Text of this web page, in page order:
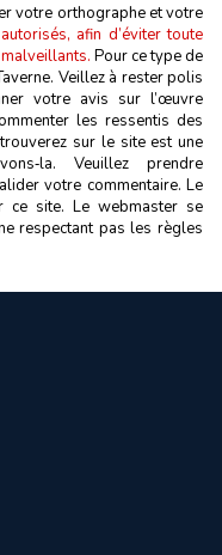
votre orthographe et votre
afin d’éviter toute
Pour ce type de
Veillez à rester polis
votre avis sur l’œuvre
les ressentis des
sur le site est une
Veuillez prendre
votre commentaire. Le
ce site. Le webmaster se
respectant pas les règles